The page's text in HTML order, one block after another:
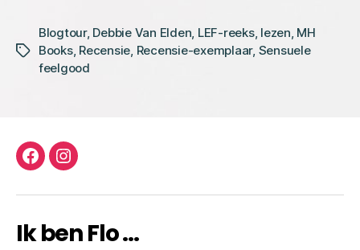
Tags
Blogtour, Debbie Van Elden LEF-reeks, lezen MH
Books, Recensie Recensie-exemplaar, Sensuele
feelgood
facebookinstagram
Ik ben Flo …